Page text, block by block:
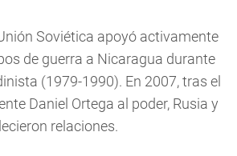
Soviética apoyó activamente
de guerra a Nicaragua durante
(1979-1990). En 2007, tras el
Daniel Ortega al poder, Rusia y
relaciones.